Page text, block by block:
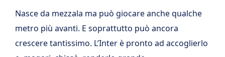
Nasce da mezzala ma può giocare anche qualche
metro più avanti. E soprattutto può ancora
crescere tantissimo. L’Inter è pronto ad accoglierlo